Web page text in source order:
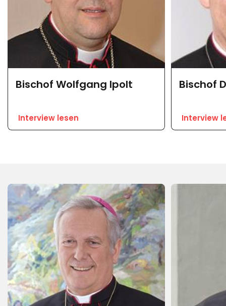
Bischof Wolfgang Ipolt
Interview lesen
Bischof
Interview